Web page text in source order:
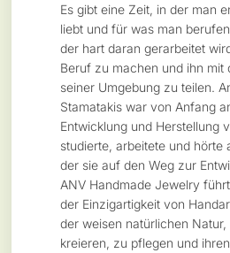
Es gibt eine Zeit, in der man
liebt und für was man
der hart daran gerarbeitet
Beruf zu machen und ihn mit
seiner Umgebung zu teilen.
Stamatakis war von Anfang
Entwicklung und Herstellung
studierte, arbeitete und hörte
der sie auf den Weg zur
ANV Handmade Jewelry
der Einzigartigkeit von
der weisen natürlichen
kreieren, zu pflegen und